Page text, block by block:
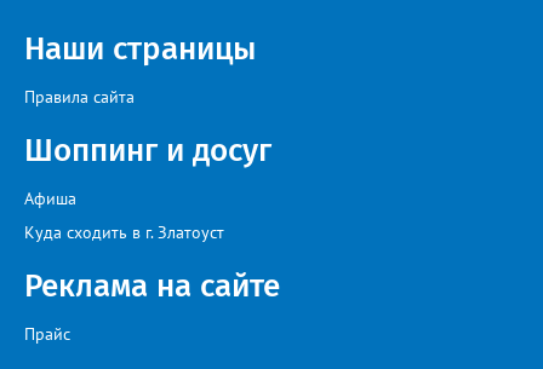
Наши страницы
Правила сайта
Шоппинг и досуг
Афиша
Куда сходить в г. Златоуст
Реклама на сайте
Прайс